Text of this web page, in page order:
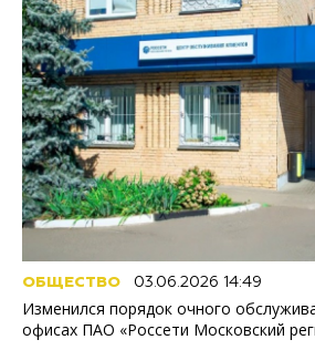
ОБЩЕСТВО 03.06.2026 14:49
Изменился порядок очного
офисах ПАО «Россети Московский